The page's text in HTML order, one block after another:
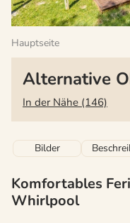
Hauptseite
Alternative
In der Nähe (146)
Bilder
Komfortables
Whirlpool